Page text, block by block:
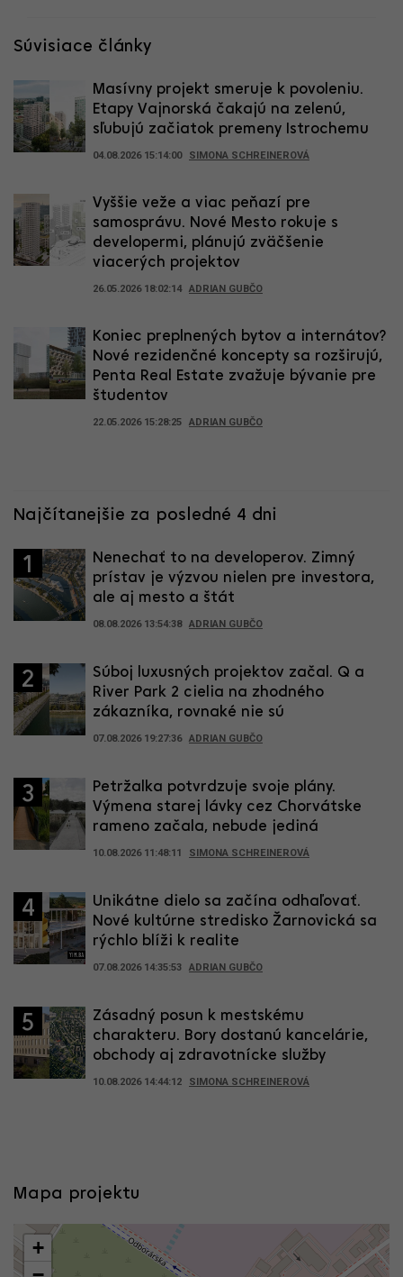
Súvisiace články
Masívny projekt smeruje k povoleniu.
Etapy Vajnorská čakajú na zelenú,
sľubujú začiatok premeny Istrochemu
04.08.2026 15:14:00 SIMONA SCHREINEROVÁ
Vyššie veže a viac peňazí pre
samosprávu. Nové Mesto rokuje s
developermi, plánujú zväčšenie
viacerých projektov
26.05.2026 18:02:14 ADRIAN GUBČO
Koniec preplnených bytov a internátov?
Nové rezidenčné koncepty sa rozširujú,
Penta Real Estate zvažuje bývanie pre
študentov
22.05.2026 15:28:25 ADRIAN GUBČO
Najčítanejšie za posledné 4 dni
1
Nenechať to na developerov. Zimný
prístav je výzvou nielen pre investora,
ale aj mesto a štát
08.08.2026 13:54:38 ADRIAN GUBČO
2
Súboj luxusných projektov začal. Q a
River Park 2 cielia na zhodného
zákazníka, rovnaké nie sú
07.08.2026 19:27:36 ADRIAN GUBČO
3
Petržalka potvrdzuje svoje plány.
Výmena starej lávky cez Chorvátske
rameno začala, nebude jediná
10.08.2026 11:48:11 SIMONA SCHREINEROVÁ
4
Unikátne dielo sa začína odhaľovať.
Nové kultúrne stredisko Žarnovická sa
rýchlo blíži k realite
07.08.2026 14:35:53 ADRIAN GUBČO
5
Zásadný posun k mestskému
charakteru. Bory dostanú kancelárie,
obchody aj zdravotnícke služby
10.08.2026 14:44:12 SIMONA SCHREINEROVÁ
Mapa projektu
+